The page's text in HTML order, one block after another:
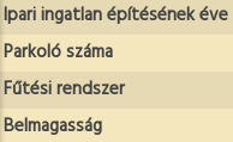
Ipari ingatlan építésének éve
Parkoló száma
Fűtési rendszer
Belmagasság